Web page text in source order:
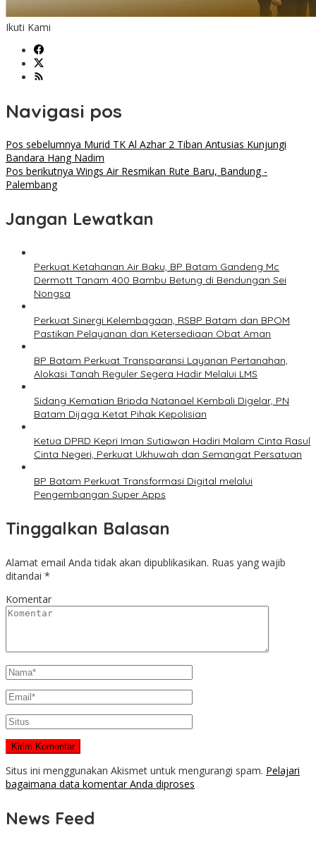
Ikuti Kami
Navigasi pos
Pos sebelumnya Murid TK Al Azhar 2 Tiban Antusias Kunjungi
Bandara Hang Nadim
Pos berikutnya Wings Air Resmikan Rute Baru, Bandung -
Palembang
Jangan Lewatkan
Perkuat Ketahanan Air Baku, BP Batam Gandeng Mc
Dermott Tanam 400 Bambu Betung di Bendungan Sei
Nongsa
Perkuat Sinergi Kelembagaan, RSBP Batam dan BPOM
Pastikan Pelayanan dan Ketersediaan Obat Aman
BP Batam Perkuat Transparansi Layanan Pertanahan,
Alokasi Tanah Reguler Segera Hadir Melalui LMS
Sidang Kematian Bripda Natanael Kembali Digelar, PN
Batam Dijaga Ketat Pihak Kepolisian
Ketua DPRD Kepri Iman Sutiawan Hadiri Malam Cinta Rasul
Cinta Negeri, Perkuat Ukhuwah dan Semangat Persatuan
BP Batam Perkuat Transformasi Digital melalui
Pengembangan Super Apps
Tinggalkan Balasan
Alamat email Anda tidak akan dipublikasikan. Ruas yang wajib
ditandai *
Komentar
Situs ini menggunakan Akismet untuk mengurangi spam. Pelajari
bagaimana data komentar Anda diproses
News Feed